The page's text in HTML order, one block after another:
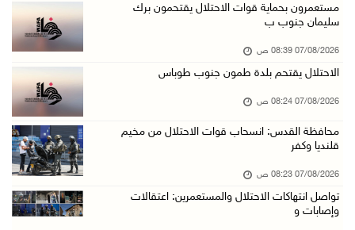
06/آب/2026 10:01 م
رئيس بلدية الخليل يطلع وفدا أميركيا على تطورا ...
06/آب/2026 09:59 م
إصابة مسن بجروح ورضوض إثر اعتداء جيش الاحتلال ...
06/آب/2026 09:13 م
ورشة توصي بخطة عاجلة لاستعادة التعليم الوجاهي ...
مستعمرون بحماية قوات الاحتلال يقتحمون برك
سليمان جنوب ب
07/08/2026 08:39 ص
الاحتلال يقتحم بلدة طمون جنوب طوباس
07/08/2026 08:24 ص
محافظة القدس: انسحاب قوات الاحتلال من مخيم
قلنديا وكفر
07/08/2026 08:23 ص
تواصل انتهاكات الاحتلال والمستعمرين: اعتقالات
وإصابات و